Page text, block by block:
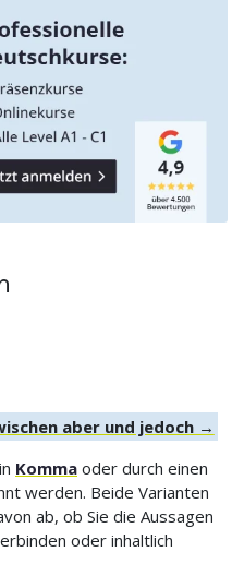
aber und jedoch →
Komma oder durch einen
werden. Beide Varianten
ab, ob Sie die Aussagen
oder inhaltlich